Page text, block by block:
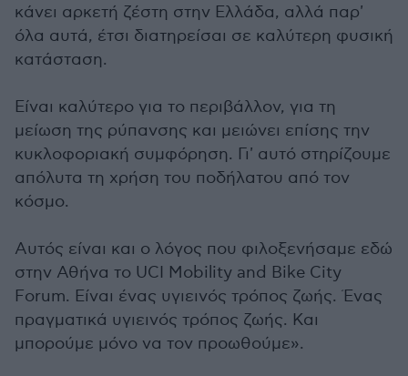
κάνει αρκετή ζέστη στην Ελλάδα, αλλά παρ'
όλα αυτά, έτσι διατηρείσαι σε καλύτερη φυσική
κατάσταση.
Είναι καλύτερο για το περιβάλλον, για τη
μείωση της ρύπανσης και μειώνει επίσης την
κυκλοφοριακή συμφόρηση. Γι' αυτό στηρίζουμε
απόλυτα τη χρήση του ποδήλατου από τον
κόσμο.
Αυτός είναι και ο λόγος που φιλοξενήσαμε εδώ
στην Αθήνα το UCI Mobility and Bike City
Forum. Είναι ένας υγιεινός τρόπος ζωής. Ένας
πραγματικά υγιεινός τρόπος ζωής. Και
μπορούμε μόνο να τον προωθούμε».